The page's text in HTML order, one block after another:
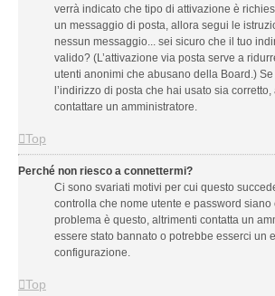
verrà indicato che tipo di attivazione è
un messaggio di posta, allora segui le
nessun messaggio... sei sicuro che il tuo
valido? (L’attivazione via posta serve a
utenti anonimi che abusano della Board.)
l’indirizzo di posta che hai usato sia
contattare un amministratore.
Top
Perché non riesco a connettermi?
Ci sono svariati motivi per cui questo
controlla che nome utente e password siano
problema è questo, altrimenti contatta un
essere stato bannato o potrebbe esserci un
configurazione.
Top